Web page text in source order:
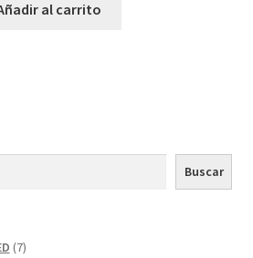
al carrito
Buscar
77